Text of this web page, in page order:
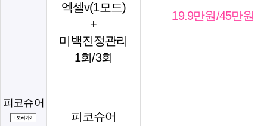
피코슈어
엑셀v(1모드)
+
미백진정관리
1회/3회
19.9만원/45만원
피코슈어